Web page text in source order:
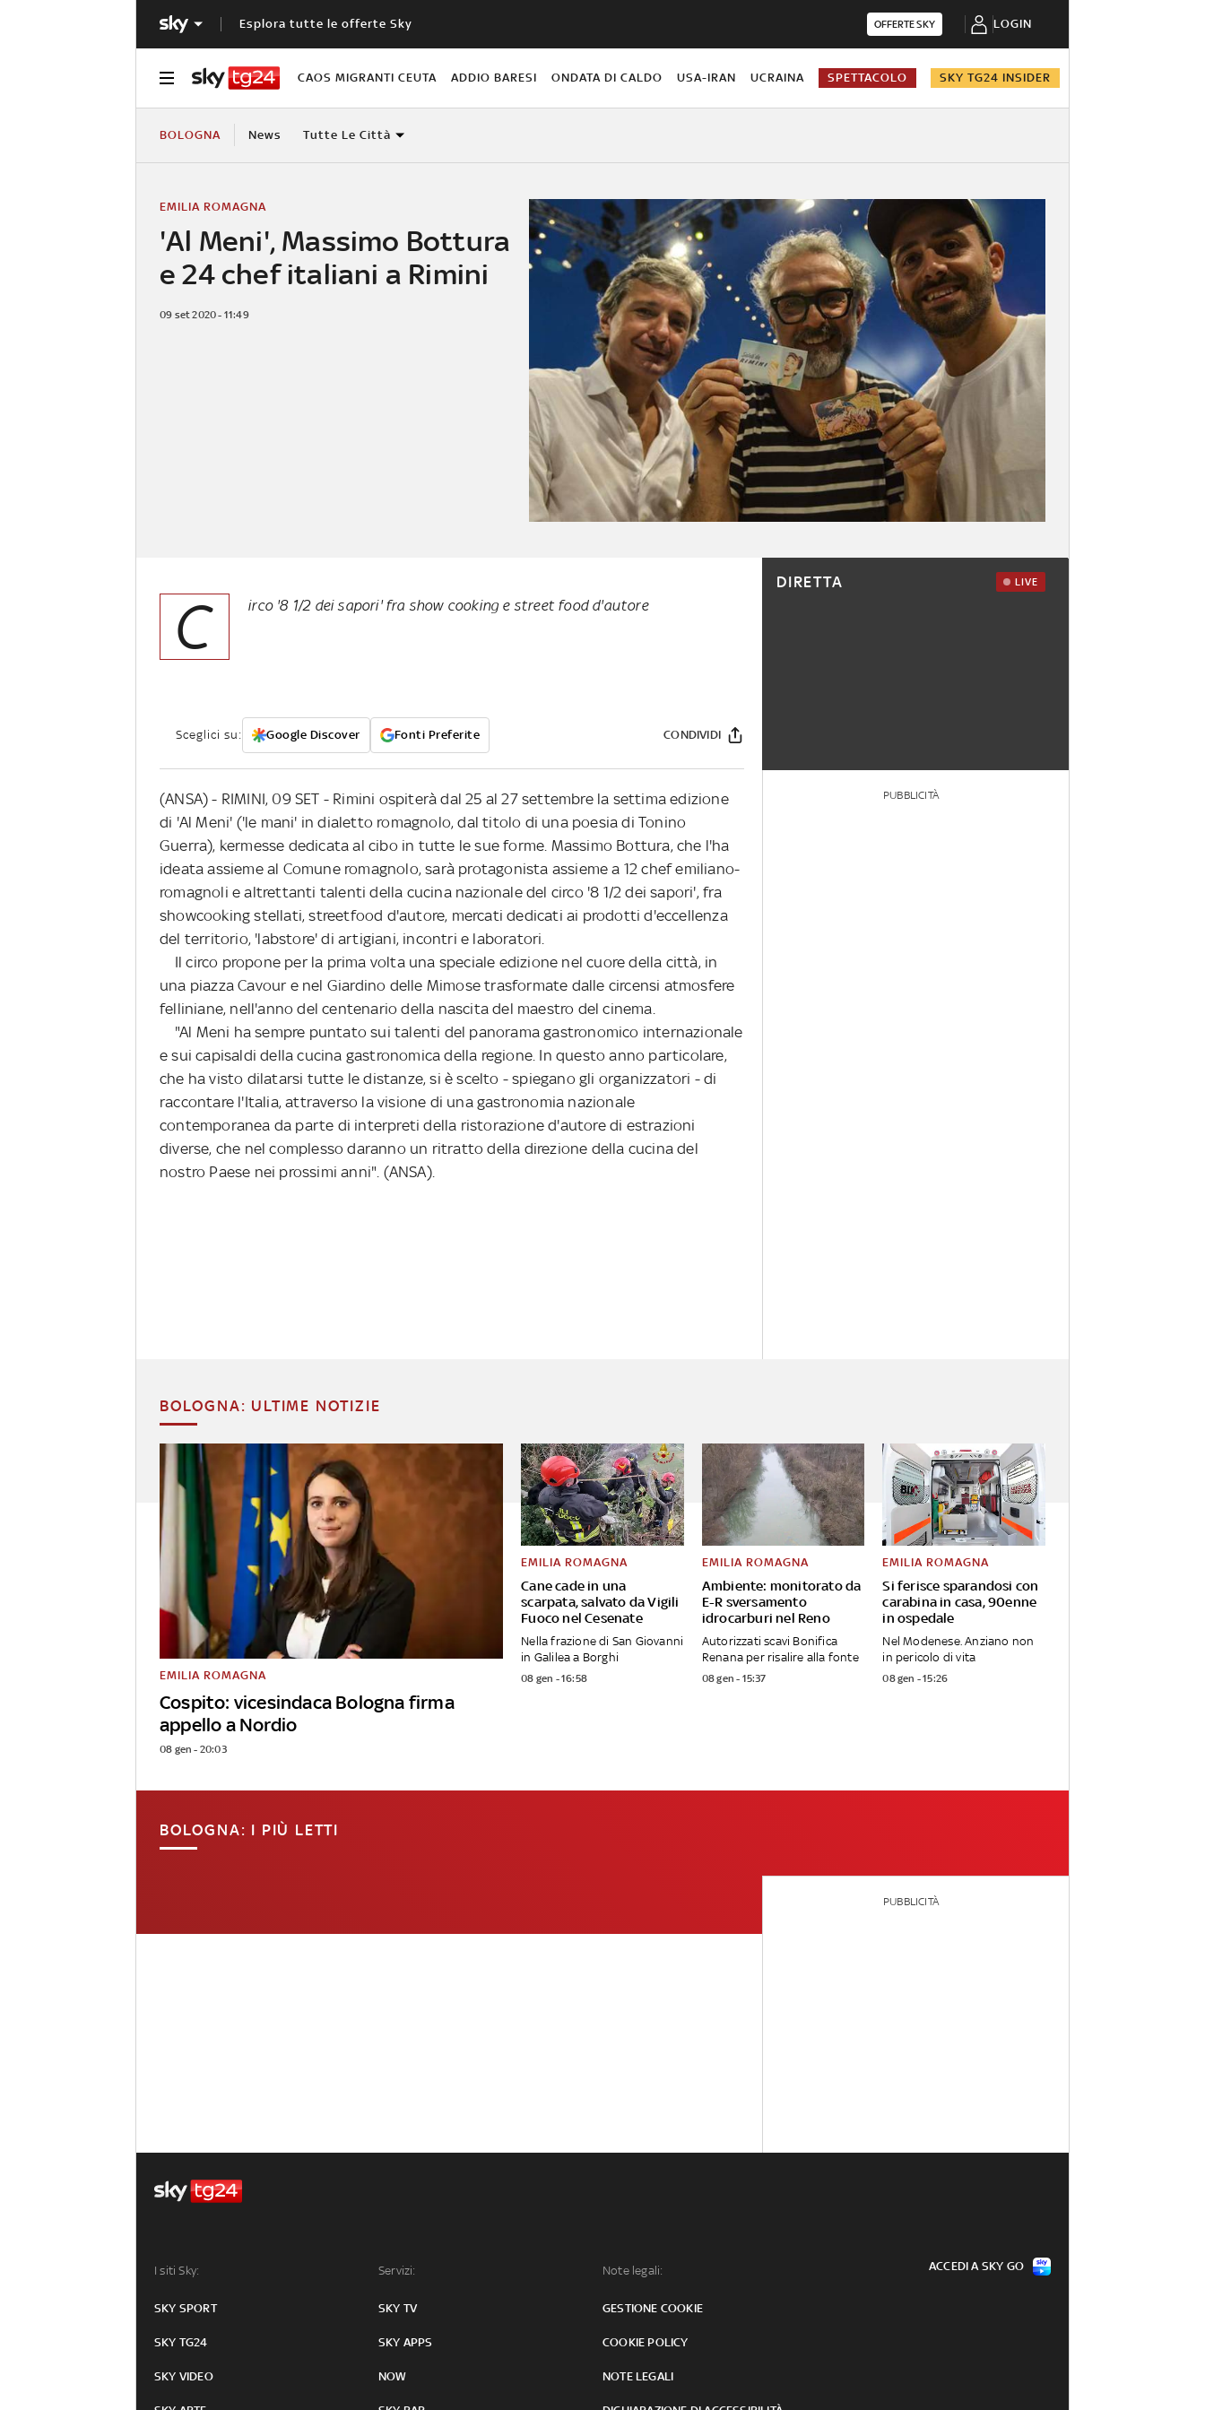
Esplora tutte le offerte Sky OFFERTE SKY LOGIN
CAOS MIGRANTI CEUTA ADDIO BARESI ONDATA DI CALDO USA-IRAN UCRAINA SPETTACOLO SKY TG24 INSIDER
BOLOGNA News Tutte Le Città
'Al Meni', Massimo Bottura
e 24 chef italiani a Rimini
EMILIA ROMAGNA
09 set 2020 - 11:49
C irco '8 1/2 dei sapori' fra show cooking e street food d'autore
Sceglici su: Google Discover Fonti Preferite CONDIVIDI
(ANSA) - RIMINI, 09 SET - Rimini ospiterà dal 25 al 27 settembre la settima edizione
di 'Al Meni' ('le mani' in dialetto romagnolo, dal titolo di una poesia di Tonino
Guerra), kermesse dedicata al cibo in tutte le sue forme. Massimo Bottura, che l'ha
ideata assieme al Comune romagnolo, sarà protagonista assieme a 12 chef emiliano-
romagnoli e altrettanti talenti della cucina nazionale del circo '8 1/2 dei sapori', fra
showcooking stellati, streetfood d'autore, mercati dedicati ai prodotti d'eccellenza
del territorio, 'labstore' di artigiani, incontri e laboratori.
Il circo propone per la prima volta una speciale edizione nel cuore della città, in
una piazza Cavour e nel Giardino delle Mimose trasformate dalle circensi atmosfere
felliniane, nell'anno del centenario della nascita del maestro del cinema.
"Al Meni ha sempre puntato sui talenti del panorama gastronomico internazionale
e sui capisaldi della cucina gastronomica della regione. In questo anno particolare,
che ha visto dilatarsi tutte le distanze, si è scelto - spiegano gli organizzatori - di
raccontare l'Italia, attraverso la visione di una gastronomia nazionale
contemporanea da parte di interpreti della ristorazione d'autore di estrazioni
diverse, che nel complesso daranno un ritratto della direzione della cucina del
nostro Paese nei prossimi anni". (ANSA).
DIRETTA LIVE
PUBBLICITÀ
BOLOGNA: ULTIME NOTIZIE
Cospito: vicesindaca Bologna firma
appello a Nordio
EMILIA ROMAGNA
08 gen - 20:03
Cane cade in una
scarpata, salvato da Vigili
Fuoco nel Cesenate
EMILIA ROMAGNA
Nella frazione di San Giovanni
in Galilea a Borghi
08 gen - 16:58
Ambiente: monitorato da
E-R sversamento
idrocarburi nel Reno
EMILIA ROMAGNA
Autorizzati scavi Bonifica
Renana per risalire alla fonte
08 gen - 15:37
Si ferisce sparandosi con
carabina in casa, 90enne
in ospedale
EMILIA ROMAGNA
Nel Modenese. Anziano non
in pericolo di vita
08 gen - 15:26
BOLOGNA: I PIÙ LETTI
PUBBLICITÀ
I siti Sky:
SKY SPORT
SKY TG24
SKY VIDEO
Servizi:
SKY TV
SKY APPS
NOW
Note legali:
GESTIONE COOKIE
COOKIE POLICY
NOTE LEGALI
ACCEDI A SKY GO